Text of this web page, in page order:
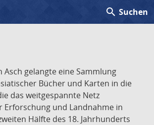
search Suchen
Asch gelangte eine Sammlung
Bücher und Karten in die
das weitgespannte Netz
Erforschung und Landnahme in
Hälfte des 18. Jahrhunderts